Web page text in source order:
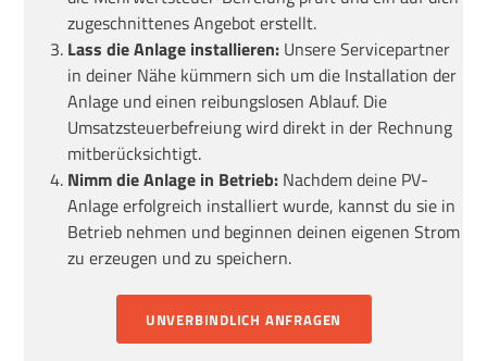
zugeschnittenes Angebot erstellt.
Lass die Anlage installieren: Unsere Servicepartner
in deiner Nähe kümmern sich um die Installation der
Anlage und einen reibungslosen Ablauf. Die
Umsatzsteuerbefreiung wird direkt in der Rechnung
mitberücksichtigt.
Nimm die Anlage in Betrieb: Nachdem deine PV-
Anlage erfolgreich installiert wurde, kannst du sie in
Betrieb nehmen und beginnen deinen eigenen Strom
zu erzeugen und zu speichern.
UNVERBINDLICH ANFRAGEN